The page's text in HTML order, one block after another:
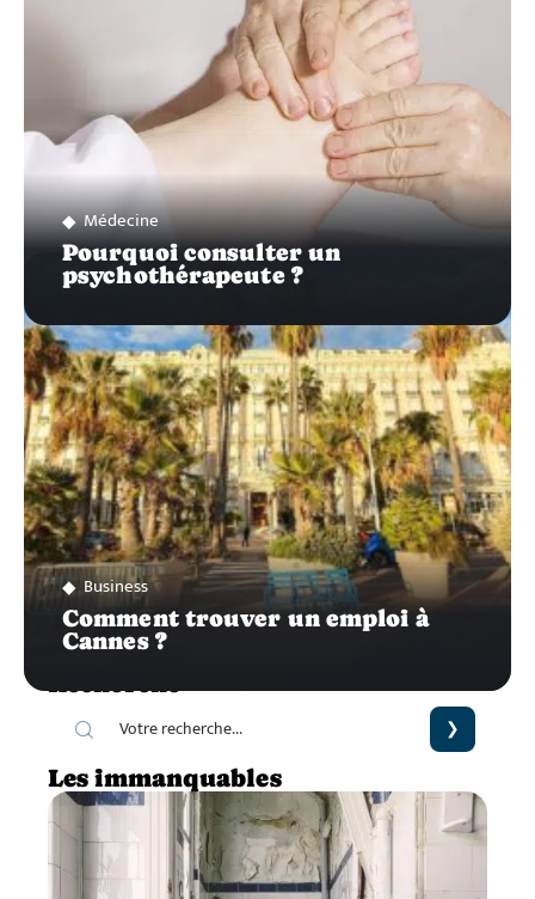
Médecine
Pourquoi consulter un
psychothérapeute ?
Business
Comment trouver un emploi à
Cannes ?
Recherche
Les immanquables